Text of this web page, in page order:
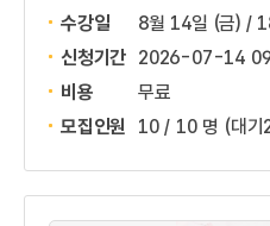
수강일
8월 14일 (금) /
신청기간 2026-07-14
비용
무료
모집인원
10 / 10 명 (대